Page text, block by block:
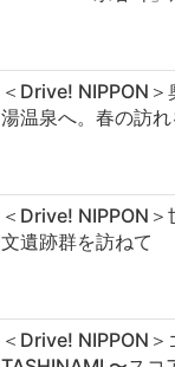
＜Drive! NIPPON
湯温泉へ。春の訪
＜Drive! NIPPON
文遺跡群を訪ねて
＜Drive! NIPPON＞